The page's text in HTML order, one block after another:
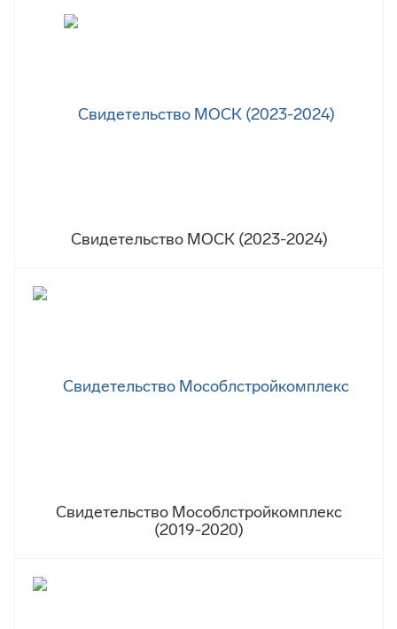
Свидетельство МОСК (2023-2024)
Свидетельство Мособлстройкомплекс
(2019-2020)